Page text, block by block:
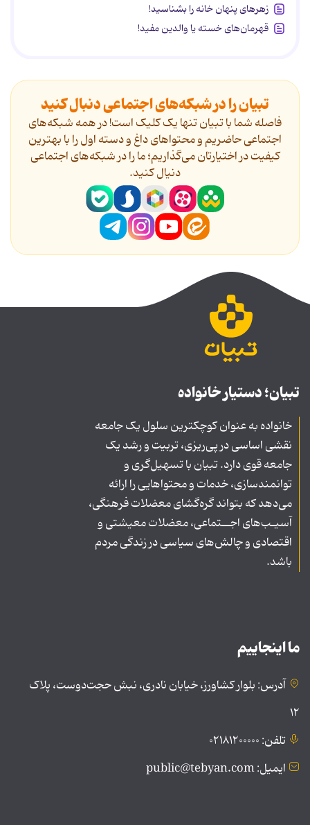
زهرهای پنهان خانه را بشناسید!
قهرمان‌های خسته یا والدین مفید!
تبیان را در شبکه‌های اجتماعی دنبال کنید
فاصله شما با تبیان تنها یک کلیک است! در همه شبکه‌های
اجتماعی حاضریم و محتواهای داغ و دسته اول را با بهترین
کیفیت در اختیارتان می‌گذاریم؛ ما را در شبکه‌های اجتماعی
دنیال کنید.
تبیان؛ دستیار خانواده
خانواده به عنوان کوچکترین سلول یک جامعه
نقشی اساسی در پی‌ریزی، تربیت و رشد یک
جامعه قوی دارد. تبیان با تسهیل‌گری و
توانمندسازی، خدمات و محتواهایی را ارائه
می‌دهد که بتواند گره‌گشای معضلات فرهنگی،
آسیـب‌های اجــتماعی، معضلات معیشتی و
اقتصادی و چالش‌های سیاسی در زندگی مردم
باشد.
ما اینجاییم
آدرس: بلوار کشاورز، خیابان نادری، نبش حجت‌دوست، پلاک
۱۲
تلفن: ۰۲۱۸۱۲۰۰۰۰۰
ایمیل: public@tebyan.com